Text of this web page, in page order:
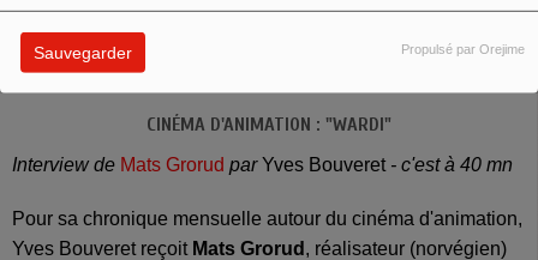
Sauvegarder Propulsé par Orejime
Infos sur lesite du Théâtre Paris Villette
CINÉMA D'ANIMATION : "WARDI"
Interview de Mats Grorud parYves Bouveret - c'est à 40 mn
Pour sa chronique mensuelle autour du cinéma d'animation,
Yves Bouveret reçoit Mats Grorud , réalisateur (norvégien)